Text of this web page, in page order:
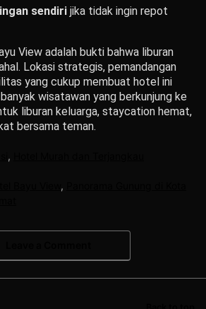
sendiri jika tidak ingin repot
View adalah bukti bahwa liburan
Lokasi strategis, pemandangan
yang cukup membuat hotel ini
wisatawan yang berkunjung ke
liburan keluarga, staycation hemat,
bersama teman.
,
,